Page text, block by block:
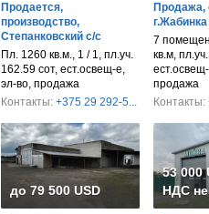
Продается,
производство,
Степанковский с/с
Пл. 1260 кв.м., 1 / 1, пл.уч.
162.59 сот, ест.освещ-е,
эл-во, продажа
Контакты: +375 29 292-5...
Продажа,
г.Жабинка
7
кв.м,
продажа
Контакты:
до 79 500 USD
53 000
НДС